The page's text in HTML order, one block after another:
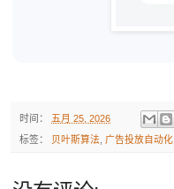
时间： 五月 25, 2026
标签： 贝叶斯算法 广告投放自动化